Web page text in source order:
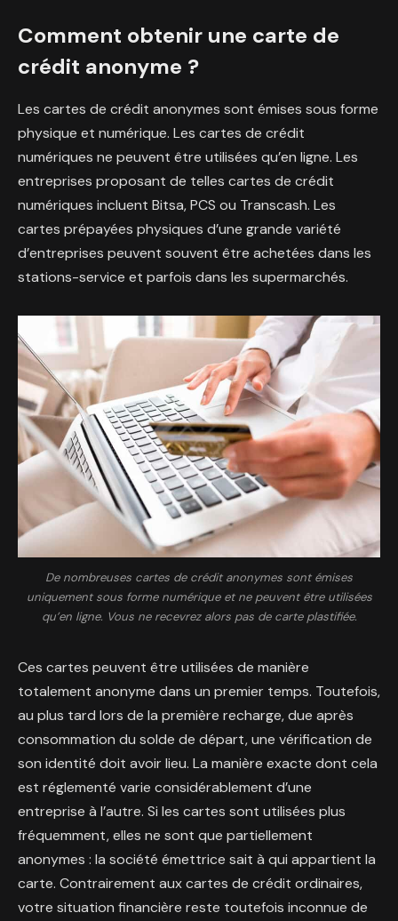
Comment obtenir une carte de
crédit anonyme ?
Les cartes de crédit anonymes sont émises sous forme
physique et numérique. Les cartes de crédit
numériques ne peuvent être utilisées qu’en ligne. Les
entreprises proposant de telles cartes de crédit
numériques incluent Bitsa, PCS ou Transcash. Les
cartes prépayées physiques d’une grande variété
d’entreprises peuvent souvent être achetées dans les
stations-service et parfois dans les supermarchés.
De nombreuses cartes de crédit anonymes sont émises
uniquement sous forme numérique et ne peuvent être utilisées
qu’en ligne. Vous ne recevrez alors pas de carte plastifiée.
Ces cartes peuvent être utilisées de manière
totalement anonyme dans un premier temps. Toutefois,
au plus tard lors de la première recharge, due après
consommation du solde de départ, une vérification de
son identité doit avoir lieu. La manière exacte dont cela
est réglementé varie considérablement d’une
entreprise à l’autre. Si les cartes sont utilisées plus
fréquemment, elles ne sont que partiellement
anonymes : la société émettrice sait à qui appartient la
carte. Contrairement aux cartes de crédit ordinaires,
votre situation financière reste toutefois inconnue de